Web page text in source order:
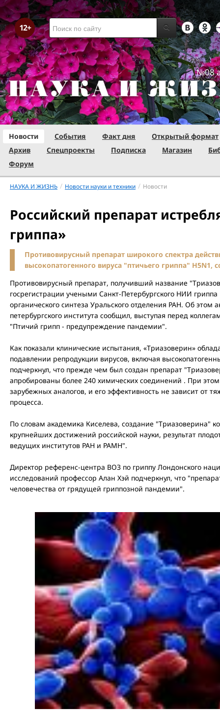
№08
Новости События Факт дня
Открытый формат
Архив
Спецпроекты Подписка Магазин
Форум
НАУКА И ЖИЗНЬ / Новости науки и техники / Новости
Российский препарат
гриппа»
Противовирусный препарат широкого спектра
высокопатогенного вируса "птичьего гриппа" Н5N1,
Противовирусный препарат, получивший название
госрегистрации учеными Санкт-Петербургского НИИ
органического синтеза Уральского отделения РАН. Об этом
петербургского института сообщил, выступая перед
"Птичий грипп - предупреждение пандемии".
Как показали клинические испытания, «Триазоверин»
подавлении репродукции вирусов, включая
подчеркнул, что прежде чем был создан препарат
апробированы более 240 химических соединений . При этом
зарубежных аналогов, и его эффективность не зависит от
процесса.
По словам академика Киселева, создание "Триазоверина"
крупнейших достижений российской науки, результат
ведущих институтов РАН и РАМН".
Директор референс-центра ВОЗ по гриппу Лондонского
исследований профессор Алан Хэй подчеркнул, что
человечества от грядущей гриппозной пандемии".